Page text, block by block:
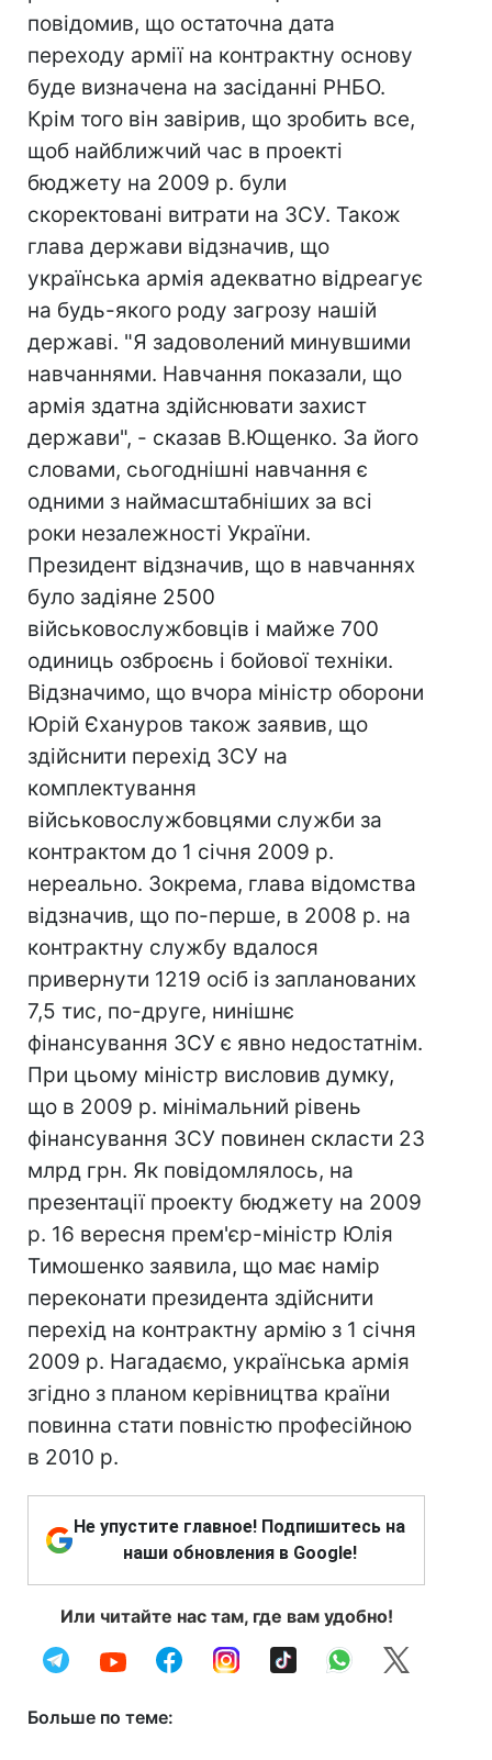
повідомив, що остаточна дата
переходу армії на контрактну основу
буде визначена на засіданні РНБО.
Крім того він завірив, що зробить все,
щоб найближчий час в проекті
бюджету на 2009 р. були
скоректовані витрати на ЗСУ. Також
глава держави відзначив, що
українська армія адекватно відреагує
на будь-якого роду загрозу нашій
державі. "Я задоволений минувшими
навчаннями. Навчання показали, що
армія здатна здійснювати захист
держави", - сказав В.Ющенко. За його
словами, сьогоднішні навчання є
одними з наймасштабніших за всі
роки незалежності України.
Президент відзначив, що в навчаннях
було задіяне 2500
військовослужбовців і майже 700
одиниць озброєнь і бойової техніки.
Відзначимо, що вчора міністр оборони
Юрій Єхануров також заявив, що
здійснити перехід ЗСУ на
комплектування
військовослужбовцями служби за
контрактом до 1 січня 2009 р.
нереально. Зокрема, глава відомства
відзначив, що по-перше, в 2008 р. на
контрактну службу вдалося
привернути 1219 осіб із запланованих
7,5 тис, по-друге, нинішнє
фінансування ЗСУ є явно недостатнім.
При цьому міністр висловив думку,
що в 2009 р. мінімальний рівень
фінансування ЗСУ повинен скласти 23
млрд грн. Як повідомлялось, на
презентації проекту бюджету на 2009
р. 16 вересня прем'єр-міністр Юлія
Тимошенко заявила, що має намір
переконати президента здійснити
перехід на контрактну армію з 1 січня
2009 р. Нагадаємо, українська армія
згідно з планом керівництва країни
повинна стати повністю професійною
в 2010 р.
Не упустите главное! Подпишитесь на
наши обновления в Google!
Или читайте нас там, где вам удобно!
Больше по теме: